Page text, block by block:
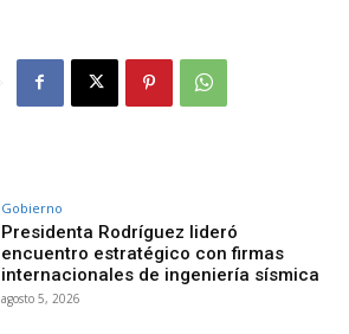
Gobierno
Presidenta Rodríguez lideró
encuentro estratégico con firmas
internacionales de ingeniería sísmica
agosto 5, 2026